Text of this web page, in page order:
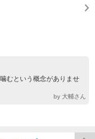
むという概念がありませ
by 大輔さん